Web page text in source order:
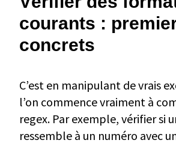
courants :
concrets
C’est en manipulant de vrais
l’on commence vraiment à
regex. Par exemple, vérifier si
ressemble à un numéro avec